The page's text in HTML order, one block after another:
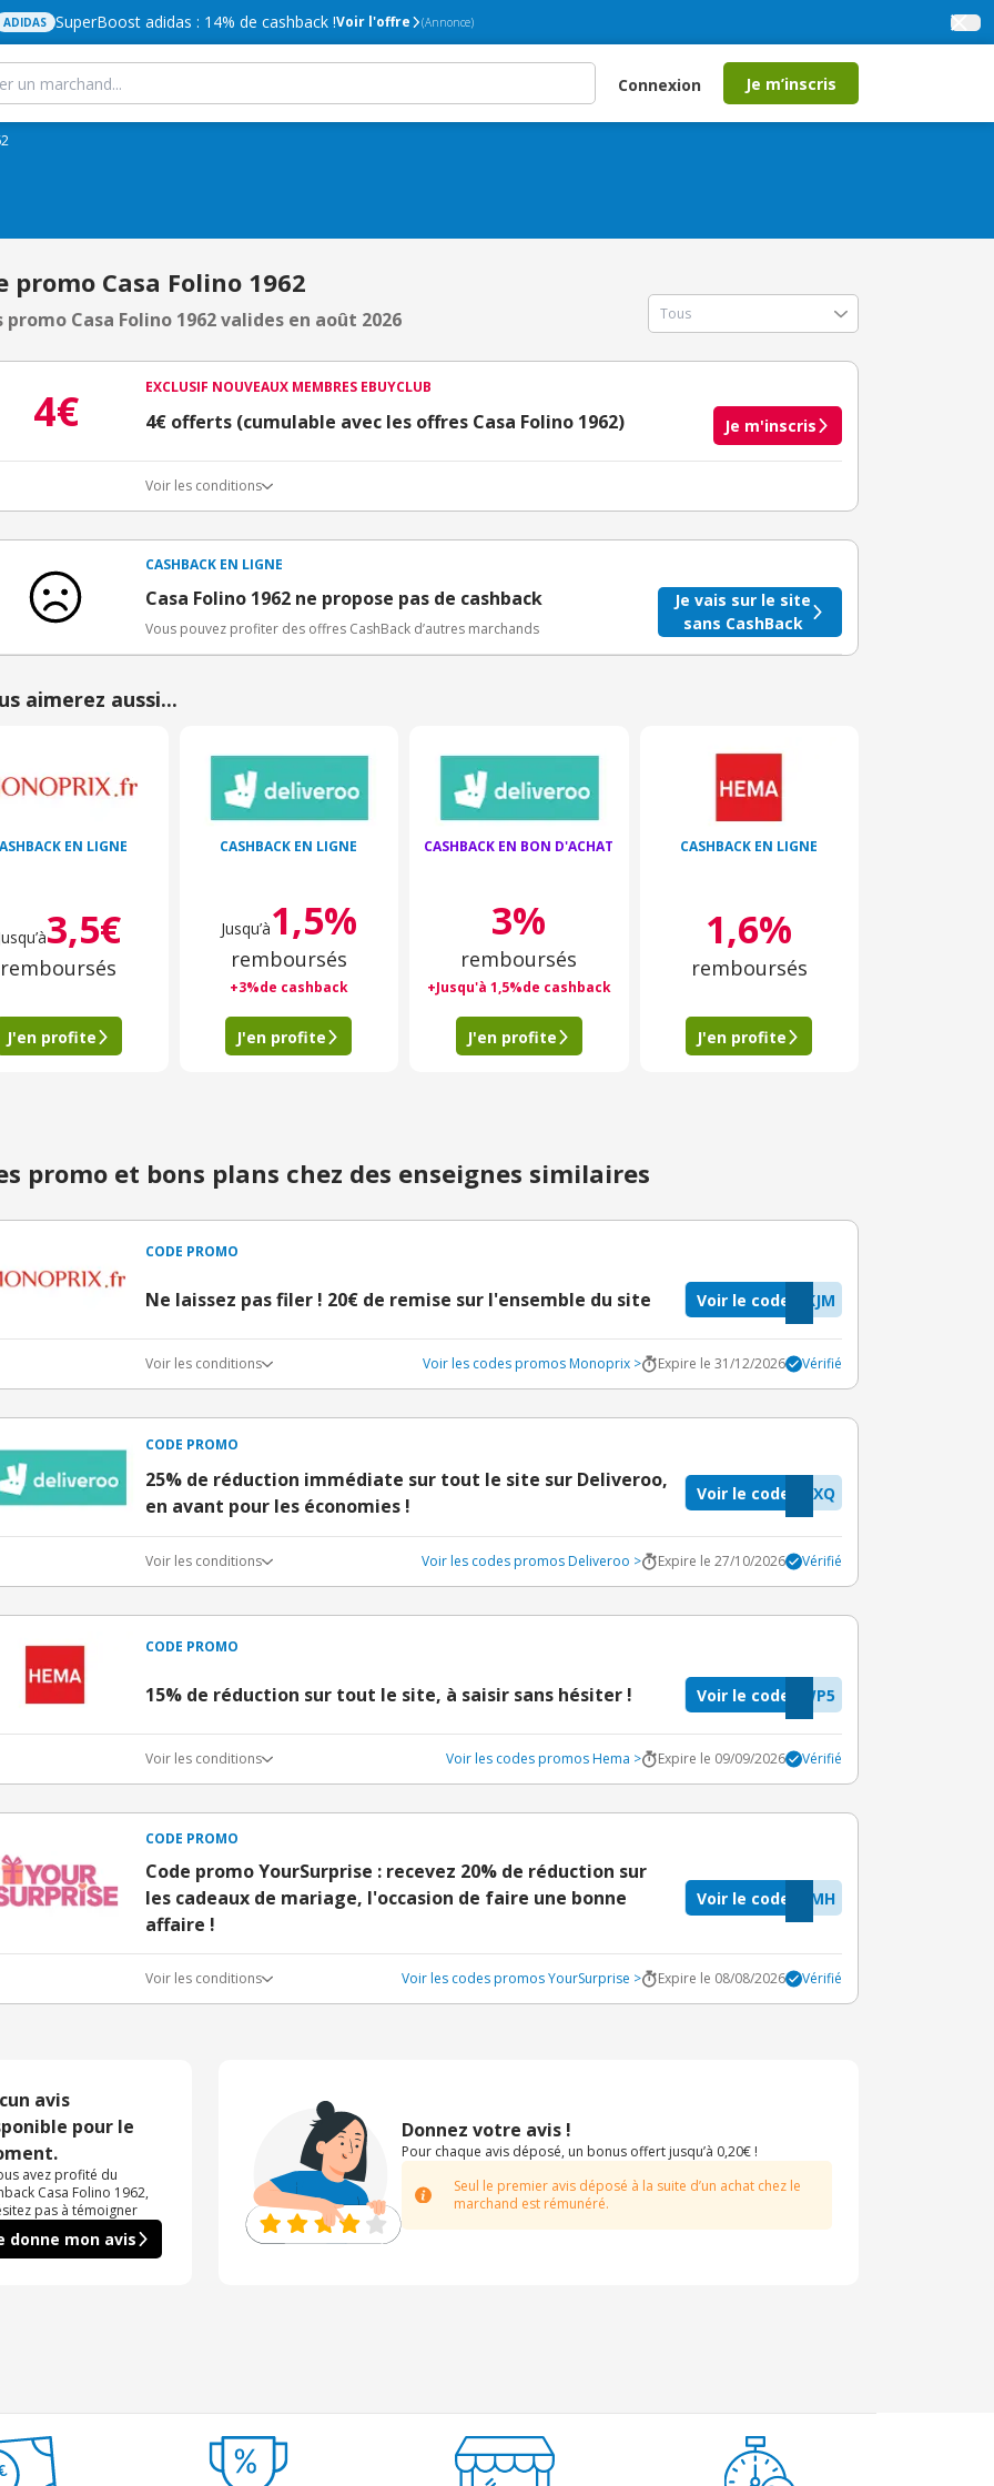
ADIDAS SuperBoost adidas : 14% de cashback !Voir l'offre (Annonce)
Connexion Je m’inscris
promo Casa Folino 1962
promo Casa Folino 1962 valides en août 2026
4€ EXCLUSIF NOUVEAUX MEMBRES EBUYCLUB
4€ offerts (cumulable avec les offres Casa Folino 1962) Je m'inscris
Voir les conditions
3€ de bienvenue crédités immédiatement + 1€ supplémentaire crédité après le téléchargement de l'alerte
Offre réservée à une toute première inscription chez eBuyClub.
CASHBACK EN LIGNE
Casa Folino 1962 ne propose pas de cashback
Vous pouvez profiter des offres CashBack d’autres marchands
Je vais sur le site
sans CashBack
aimerez aussi...
EN LIGNE
3,5€
remboursés
J'en profite
CASHBACK EN LIGNE
Jusqu’à1,5%
remboursés
+3%de cashback
J'en profite
CASHBACK EN BON D'ACHAT
3%
remboursés
+Jusqu'à 1,5%de cashback
J'en profite
CASHBACK EN LIGNE
1,6%
remboursés
J'en profite
promo et bons plans chez des enseignes similaires
CODE PROMO
Ne laissez pas filer ! 20€ de remise sur l'ensemble du site KJM
Voir le code
Voir les conditions Voir les codes promos Monoprix > Expire le 31/12/2026 Vérifié
CODE PROMO
25% de réduction immédiate sur tout le site sur Deliveroo,
en avant pour les économies !
EXQ
Voir le code
Voir les conditions Voir les codes promos Deliveroo > Expire le 27/10/2026 Vérifié
CODE PROMO
15% de réduction sur tout le site, à saisir sans hésiter ! WP5
Voir le code
Voir les conditions Voir les codes promos Hema > Expire le 09/09/2026 Vérifié
CODE PROMO
Code promo YourSurprise : recevez 20% de réduction sur
les cadeaux de mariage, l'occasion de faire une bonne
affaire !
OMH
Voir le code
Voir les conditions Voir les codes promos YourSurprise > Expire le 08/08/2026 Vérifié
avis
pour le
avez profité du
Casa Folino 1962,
pas à témoigner
donne mon avis
Donnez votre avis !
Pour chaque avis déposé, un bonus offert jusqu’à 0,20€ !
Seul le premier avis déposé à la suite d’un achat chez le
marchand est rémunéré.